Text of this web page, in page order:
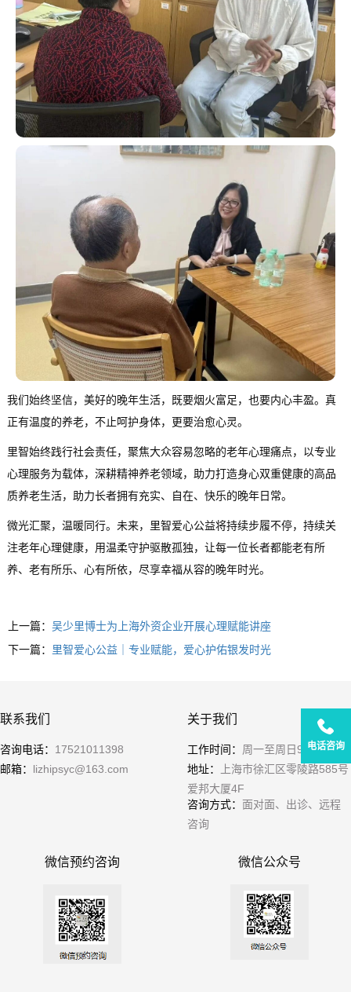
我们始终坚信，美好的晚年生活，既要烟火富足，也要内心丰盈。真
正有温度的养老，不止呵护身体，更要治愈心灵。
里智始终践行社会责任，聚焦大众容易忽略的老年心理痛点，以专业
心理服务为载体，深耕精神养老领域，助力打造身心双重健康的高品
质养老生活，助力长者拥有充实、自在、快乐的晚年日常。
微光汇聚，温暖同行。未来，里智爱心公益将持续步履不停，持续关
注老年心理健康，用温柔守护驱散孤独，让每一位长者都能老有所
养、老有所乐、心有所依，尽享幸福从容的晚年时光。
上一篇： 吴少里博士为上海外资企业开展心理赋能讲座
下一篇： 里智爱心公益｜专业赋能，爱心护佑银发时光
联系我们
咨询电话： 17521011398
邮箱： lizhipsyc@163.com
关于我们
工作时间： 周一至周日9:00-21:00
地址：
上海市徐汇区零陵路585号
爱邦大厦4F
咨询方式： 面对面、出诊、远程
咨询
微信预约咨询 微信公众号
电话咨询